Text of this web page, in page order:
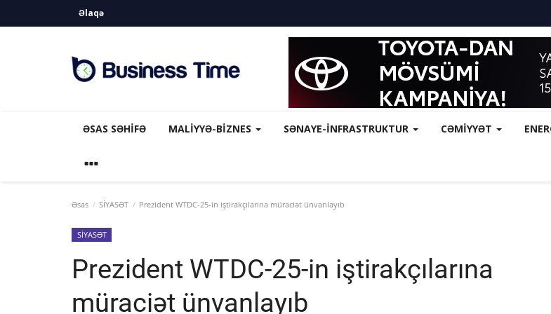
Əlaqə
ƏSAS SƏHIFƏ MALİYYƏ-BİZNES SƏNAYE-İNFRASTRUKTUR CƏMİYYƏT
Əsas SİYASƏT Prezident WTDC-25-in iştirakçılarına müraciət ünvanlayıb
SİYASƏT
Prezident WTDC-25-in iştirakçılarına
müraciət ünvanlayıb